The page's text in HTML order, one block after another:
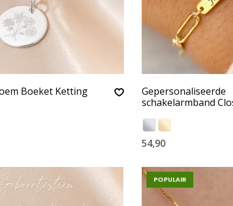
Boeket Ketting
Gepersonaliseerde
schakelarmband
54,90
POPULAIR